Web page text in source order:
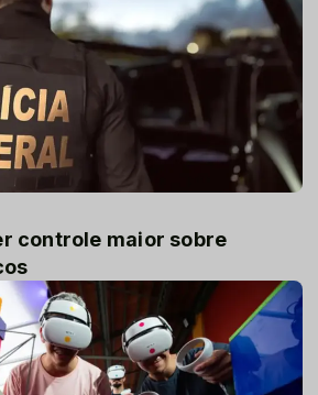
controle maior sobre